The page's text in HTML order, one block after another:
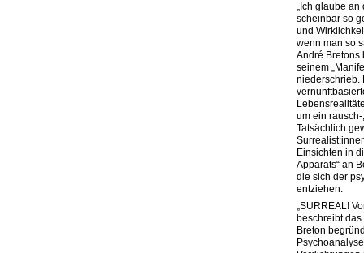
„Ich glaube
scheinbar so
und
wenn man so
André Bretons
seinem
niederschrieb.
um ein
Tatsächlich
Einsichten in
Apparats“ an
die sich der
entziehen.
„SURREAL!
beschreibt
Breton